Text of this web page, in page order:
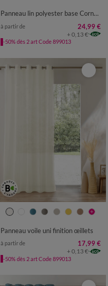
Panneau lin polyester base Cornely finition galon fronceur
à partir de 24,99 €
+ 0,13 €
-50% dès 2 art Code 899013
Panneau voile uni finition œillets
à partir de 17,99 €
+ 0,13 €
-50% dès 2 art Code 899013